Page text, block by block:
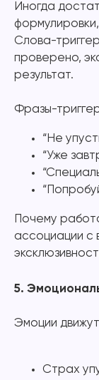
Иногда
Слова-
проверено,
результат.
Фразы-
“Не
“Уже
Почему
ассоциации с
5.
Эмоции
Страх